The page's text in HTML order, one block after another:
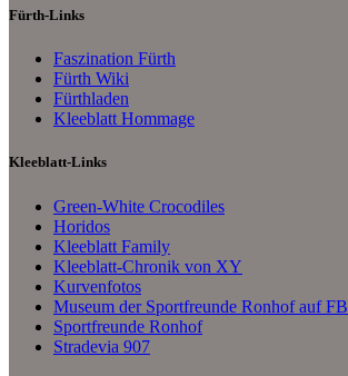
Fürth-Links
Faszination Fürth
Fürth Wiki
Fürthladen
Kleeblatt Hommage
Kleeblatt-Links
Green-White Crocodiles
Horidos
Kleeblatt Family
Kleeblatt-Chronik von XY
Kurvenfotos
Museum der Sportfreunde Ronhof auf FB
Sportfreunde Ronhof
Stradevia 907